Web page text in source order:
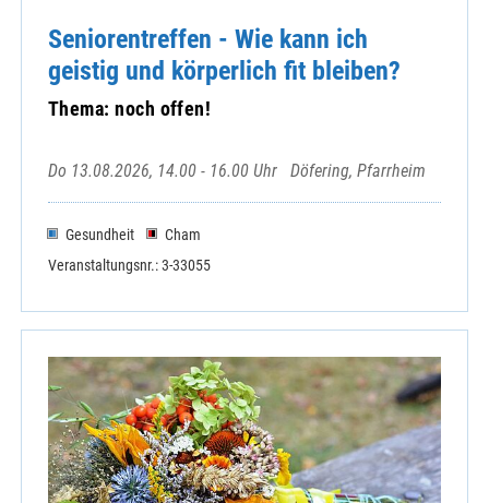
Strahlfeld, Haus der Begegnung
Tiefenbach - St. Vitus
Trasching - Mariä Sieben Schmerzen
Treffelstein - Hl. Drei Könige
Waffenbrunn - St.Mariä Himmelfahrt
Waldmünchen - St. Stephan
Walting - Expositur St.Marien
Windischbergerdorf - St. Michael
Zell - St. Mariä Himmelfahrt
Zenching - Expositur St. Ägidius
Zentrale Veranstaltung KEB Cham
Seniorentreffen - Wie kann ich
geistig und körperlich fit bleiben?
Thema: noch offen!
Do 13.08.2026, 14.00 - 16.00 Uhr Döfering, Pfarrheim
Gesundheit
Cham
Veranstaltungsnr.: 3-33055